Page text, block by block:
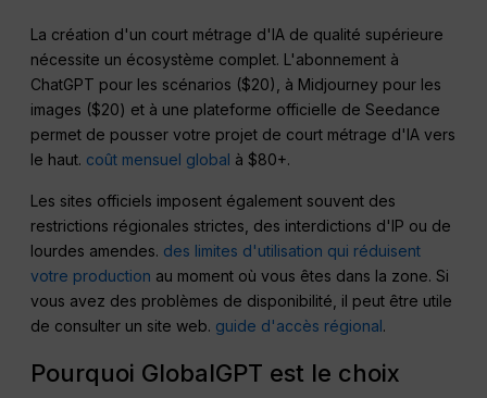
La création d'un court métrage d'IA de qualité supérieure
nécessite un écosystème complet. L'abonnement à
ChatGPT pour les scénarios ($20), à Midjourney pour les
images ($20) et à une plateforme officielle de Seedance
permet de pousser votre projet de court métrage d'IA vers
le haut. coût mensuel global à $80+.
Les sites officiels imposent également souvent des
restrictions régionales strictes, des interdictions d'IP ou de
lourdes amendes. des limites d'utilisation qui réduisent
votre production au moment où vous êtes dans la zone. Si
vous avez des problèmes de disponibilité, il peut être utile
de consulter un site web. guide d'accès régional.
Pourquoi GlobalGPT est le choix